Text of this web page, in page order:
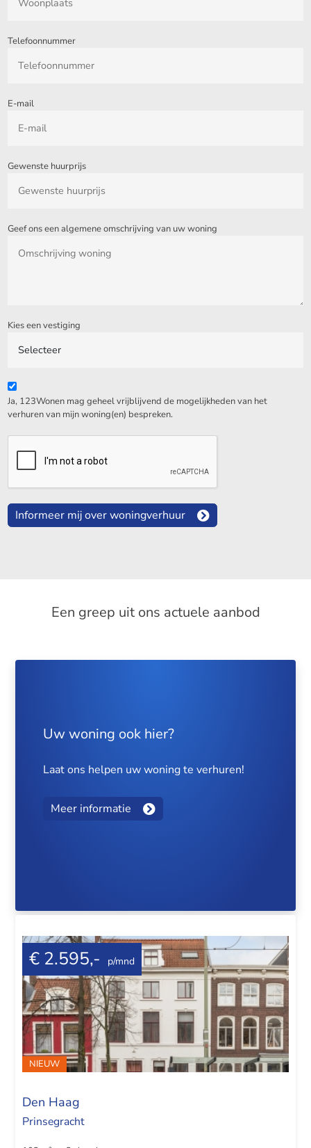
Telefoonnummer
E-mail
Gewenste huurprijs
Geef ons een algemene omschrijving van uw woning
Kies een vestiging
Ja, 123Wonen mag geheel vrijblijvend de mogelijkheden van het
verhuren van mijn woning(en) bespreken.
Informeer mij over woningverhuur
Een greep uit ons actuele aanbod
Uw woning ook hier?
Laat ons helpen uw woning te verhuren!
Meer informatie
€ 2.595,- p/mnd
NIEUW
Den Haag
Prinsegracht